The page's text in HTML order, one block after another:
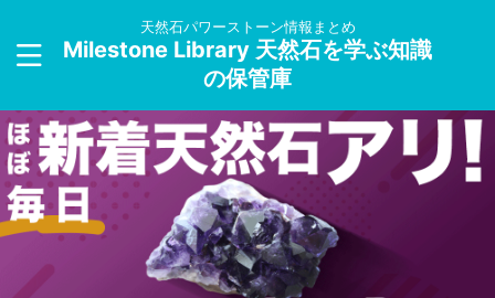
天然石パワーストーン情報まとめ
Milestone Library 天然石を学ぶ知識
の保管庫